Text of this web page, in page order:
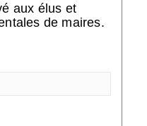
aux élus et
de maires.